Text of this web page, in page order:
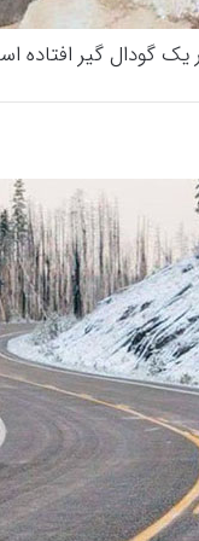
یک گودال گیر افتاده